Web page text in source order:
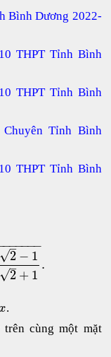
Bình Dương 2022-
THPT Tỉnh Bình
THPT Tỉnh Bình
Tỉnh Bình
THPT Tỉnh Bình
2
–
√ − 1
2
–
√ + 1
−
−−−−−
.
.
cùng một mặt